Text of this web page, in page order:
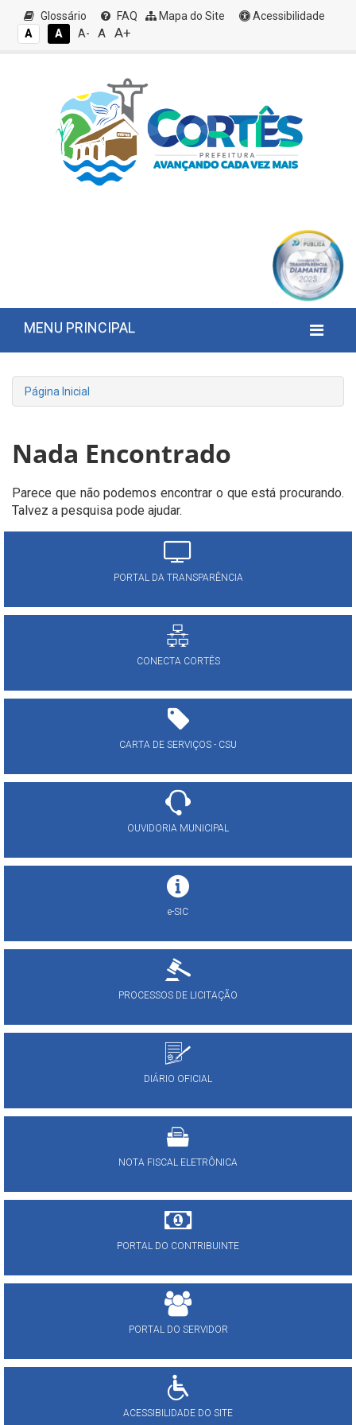
Glossário FAQ Mapa do Site
Acessibilidade
A
A A- A A+
MENU PRINCIPAL
Página Inicial
Nada Encontrado
Parece que não podemos encontrar o que está procurando.
Talvez a pesquisa pode ajudar.
PORTAL DA TRANSPARÊNCIA
CONECTA CORTÊS
CARTA DE SERVIÇOS - CSU
OUVIDORIA MUNICIPAL
e-SIC
PROCESSOS DE LICITAÇÃO
DIÁRIO OFICIAL
NOTA FISCAL ELETRÔNICA
PORTAL DO CONTRIBUINTE
PORTAL DO SERVIDOR
ACESSIBILIDADE DO SITE